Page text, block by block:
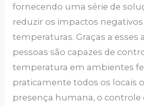
fornecendo uma série de
reduzir os impactos negativos
temperaturas. Graças a esses
pessoas são capazes de
temperatura em ambientes
praticamente todos os locais
presença humana, o controle